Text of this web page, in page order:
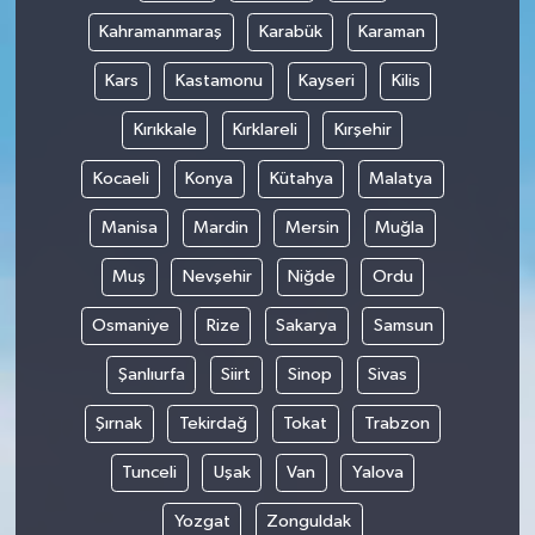
Kahramanmaraş Karabük Karaman
Kars Kastamonu Kayseri Kilis
Kırıkkale Kırklareli Kırşehir
Kocaeli Konya Kütahya Malatya
Manisa Mardin Mersin Muğla
Muş Nevşehir Niğde Ordu
Osmaniye Rize Sakarya Samsun
Şanlıurfa Siirt Sinop Sivas
Şırnak Tekirdağ Tokat Trabzon
Tunceli Uşak Van Yalova
Yozgat Zonguldak